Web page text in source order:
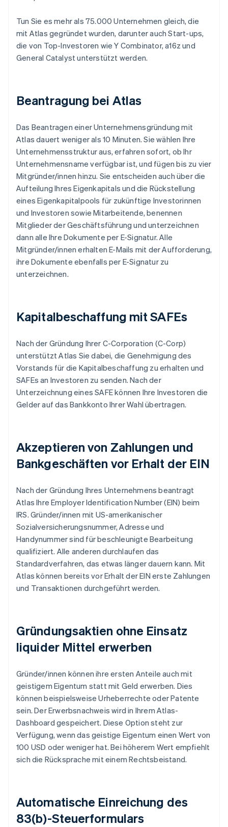
Tun Sie es mehr als 75.000 Unternehmen gleich, die
mit Atlas gegründet wurden, darunter auch Start-ups,
die von Top-Investoren wie Y Combinator, a16z und
General Catalyst unterstützt werden.
Beantragung bei Atlas
Das Beantragen einer Unternehmensgründung mit
Atlas dauert weniger als 10 Minuten. Sie wählen Ihre
Unternehmensstruktur aus, erfahren sofort, ob Ihr
Unternehmensname verfügbar ist, und fügen bis zu vier
Mitgründer/innen hinzu. Sie entscheiden auch über die
Aufteilung Ihres Eigenkapitals und die Rückstellung
eines Eigenkapitalpools für zukünftige Investorinnen
und Investoren sowie Mitarbeitende, benennen
Mitglieder der Geschäftsführung und unterzeichnen
dann alle Ihre Dokumente per E-Signatur. Alle
Mitgründer/innen erhalten E-Mails mit der Aufforderung,
ihre Dokumente ebenfalls per E-Signatur zu
unterzeichnen.
Kapitalbeschaffung mit SAFEs
Nach der Gründung Ihrer C-Corporation (C-Corp)
unterstützt Atlas Sie dabei, die Genehmigung des
Vorstands für die Kapitalbeschaffung zu erhalten und
SAFEs an Investoren zu senden. Nach der
Unterzeichnung eines SAFE können Ihre Investoren die
Gelder auf das Bankkonto Ihrer Wahl übertragen.
Akzeptieren von Zahlungen und
Bankgeschäften vor Erhalt der EIN
Nach der Gründung Ihres Unternehmens beantragt
Atlas Ihre Employer Identification Number (EIN) beim
IRS. Gründer/innen mit US-amerikanischer
Sozialversicherungsnummer, Adresse und
Handynummer sind für beschleunigte Bearbeitung
qualifiziert. Alle anderen durchlaufen das
Standardverfahren, das etwas länger dauern kann. Mit
Atlas können bereits vor Erhalt der EIN erste Zahlungen
und Transaktionen durchgeführt werden.
Gründungsaktien ohne Einsatz
liquider Mittel erwerben
Gründer/innen können ihre ersten Anteile auch mit
geistigem Eigentum statt mit Geld erwerben. Dies
können beispielsweise Urheberrechte oder Patente
sein. Der Erwerbsnachweis wird in Ihrem Atlas-
Dashboard gespeichert. Diese Option steht zur
Verfügung, wenn das geistige Eigentum einen Wert von
100 USD oder weniger hat. Bei höherem Wert empfiehlt
sich die Rücksprache mit einem Rechtsbeistand.
Automatische Einreichung des
83(b)-Steuerformulars